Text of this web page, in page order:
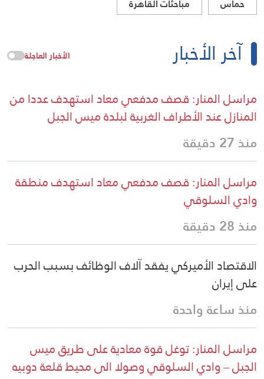
حماس مباحثات القاهرة
آخر الأخبار الأخبار العاجلة
مراسل المنار: قصف مدفعي معاد استهدف عددا من
المنازل عند الأطراف الغربية لبلدة ميس الجبل
منذ 27 دقيقة
مراسل المنار: قصف مدفعي معاد استهدف منطقة
وادي السلوقي
منذ 28 دقيقة
الاقتصاد الأميركي يفقد آلاف الوظائف بسبب الحرب
على إيران
منذ ساعة واحدة
مراسل المنار: توغل قوة معادية على طريق ميس
الجبل – وادي السلوقي وصولا الى محيط قلعة دوبيه